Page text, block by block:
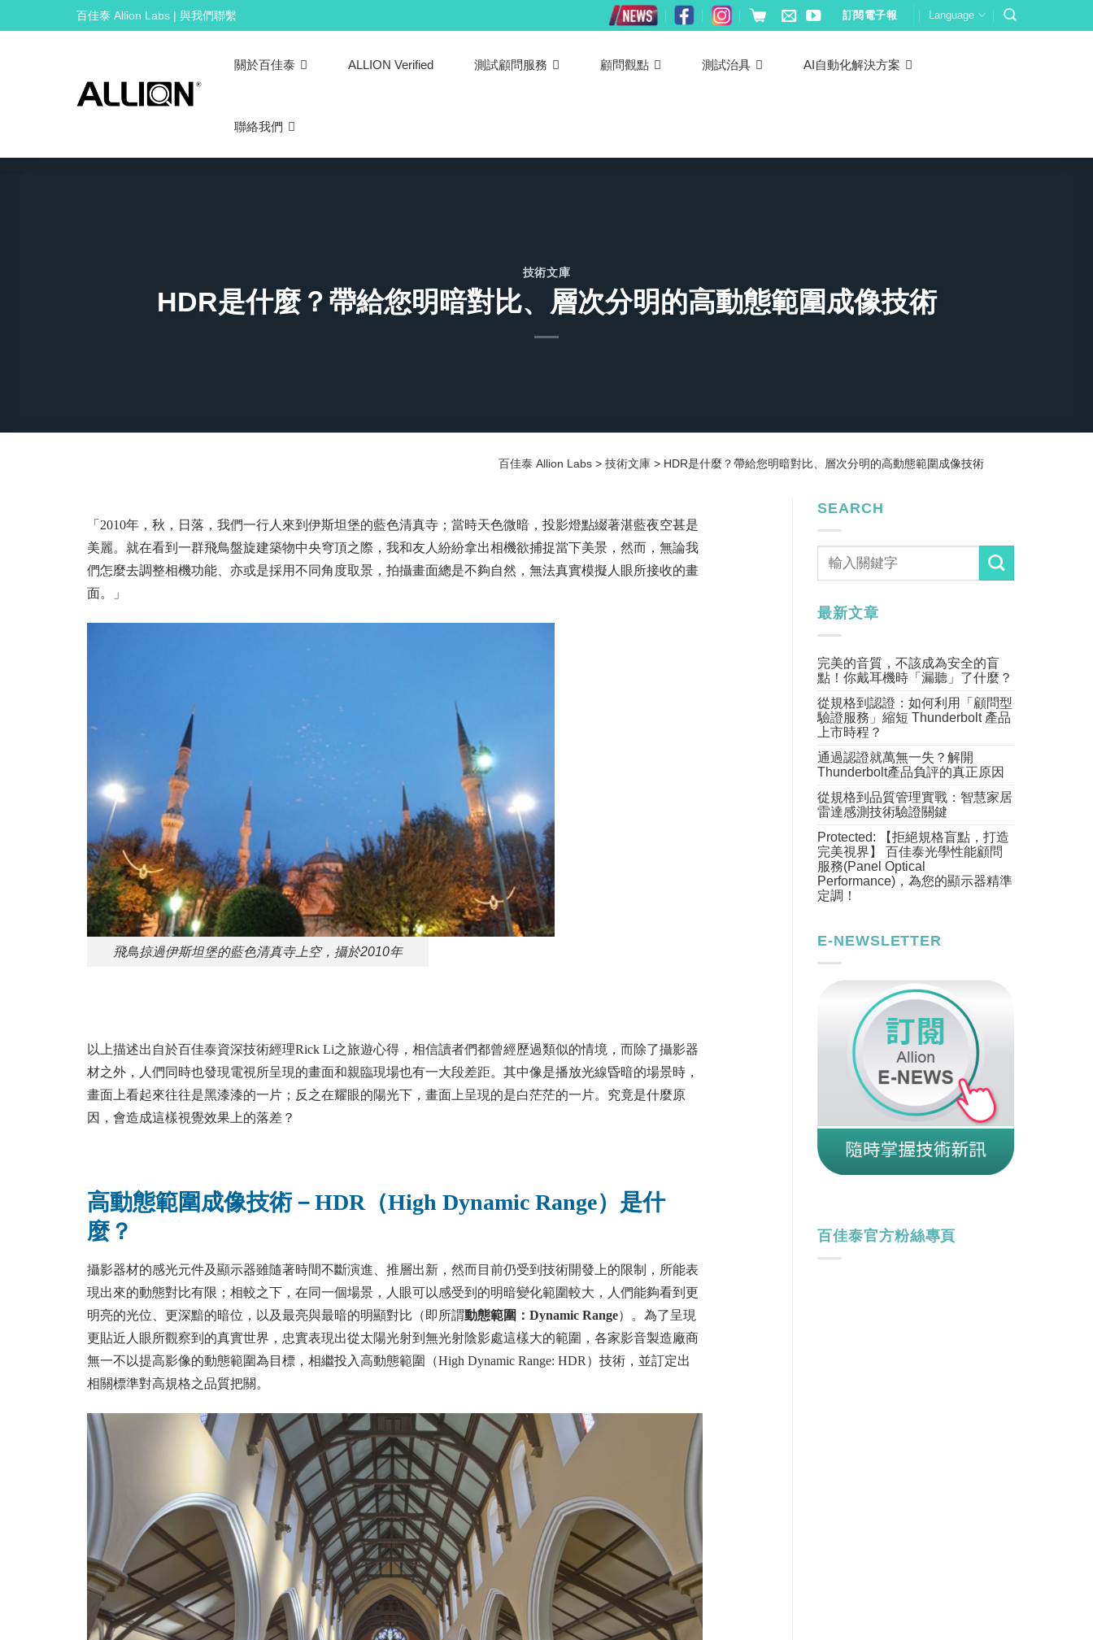
to
百佳泰 Allion Labs | 與我們聯繫 訂閱電子報 Language
關於百佳泰 ALLION Verified 測試顧問服務 顧問觀點 測試治具 AI自動化解決方案
聯絡我們
技術文庫
HDR是什麼？帶給您明暗對比、層次分明的高動態範圍成像技術
百佳泰 Allion Labs> 技術文庫> HDR是什麼？帶給您明暗對比、層次分明的高動態範圍成像技術
「2010年，秋，日落，我們一行人來到伊斯坦堡的藍色清真寺；當時天色微暗，投影燈點綴著湛藍夜空甚是
美麗。就在看到一群飛鳥盤旋建築物中央穹頂之際，我和友人紛紛拿出相機欲捕捉當下美景，然而，無論我
們怎麼去調整相機功能、亦或是採用不同角度取景，拍攝畫面總是不夠自然，無法真實模擬人眼所接收的畫
面。」
飛鳥掠過伊斯坦堡的藍色清真寺上空，攝於2010年
以上描述出自於百佳泰資深技術經理Rick Li之旅遊心得，相信讀者們都曾經歷過類似的情境，而除了攝影器
材之外，人們同時也發現電視所呈現的畫面和親臨現場也有一大段差距。其中像是播放光線昏暗的場景時，
畫面上看起來往往是黑漆漆的一片；反之在耀眼的陽光下，畫面上呈現的是白茫茫的一片。究竟是什麼原
因，會造成這樣視覺效果上的落差？
高動態範圍成像技術－HDR（High Dynamic Range） 是什
麼？
攝影器材的感光元件及顯示器雖隨著時間不斷演進、推層出新，然而目前仍受到技術開發上的限制，所能表
現出來的動態對比有限；相較之下，在同一個場景，人眼可以感受到的明暗變化範圍較大，人們能夠看到更
明亮的光位、更深黯的暗位，以及最亮與最暗的明顯對比（即所謂動態範圍 ：Dynamic Range）。為了呈現
更貼近人眼所觀察到的真實世界，忠實表現出從太陽光射到無光射陰影處這樣大的範圍，各家影音製造廠商
無一不以提高影像的動態範圍為目標，相繼投入高動態範圍（High Dynamic Range: HDR）技術，並訂定出
相關標準對高規格之品質把關。
SEARCH
最新文章
完美的音質，不該成為安全的盲
點！你戴耳機時「漏聽」了什麼？
從規格到認證：如何利用「顧問型
驗證服務」縮短 Thunderbolt 產品
上市時程？
通過認證就萬無一失？解開
Thunderbolt產品負評的真正原因
從規格到品質管理實戰：智慧家居
雷達感測技術驗證關鍵
Protected: 【拒絕規格盲點，打造
完美視界】 百佳泰光學性能顧問
服務(Panel Optical
Performance)，為您的顯示器精準
定調！
E-NEWSLETTER
百佳泰官方粉絲專頁